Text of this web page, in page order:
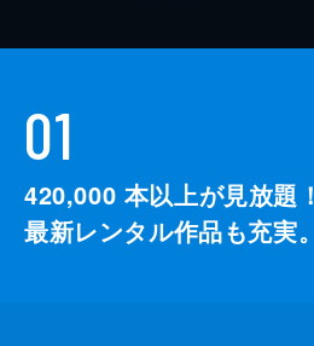
01
420,000 本以上が見放題！
最新レンタル作品も充実。